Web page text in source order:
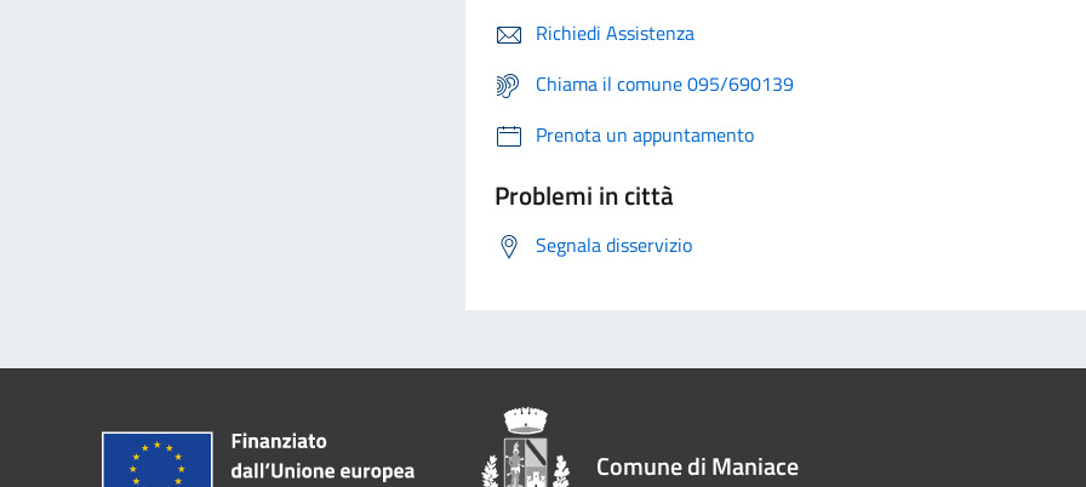
Richiedi Assistenza
Chiama il comune 095/690139
Prenota un appuntamento
Problemi in città
Segnala disservizio
Comune di Maniace